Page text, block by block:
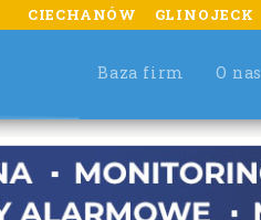
CIECHANÓW GLINOJECK
Baza firm O nas